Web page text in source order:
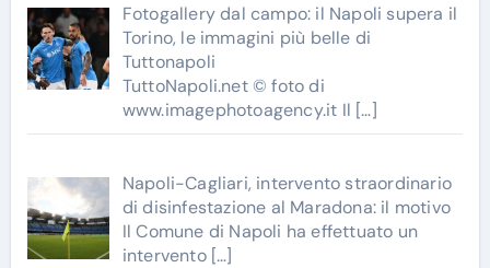
Fotogallery dal campo: il Napoli supera il
Torino, le immagini più belle di
Tuttonapoli
TuttoNapoli.net © foto di
www.imagephotoagency.it Il […]
Napoli-Cagliari, intervento straordinario
di disinfestazione al Maradona: il motivo
Il Comune di Napoli ha effettuato un
intervento […]